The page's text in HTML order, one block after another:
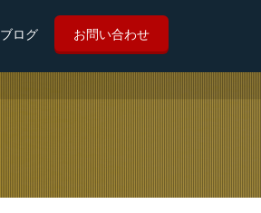
ブログ お問い合わせ